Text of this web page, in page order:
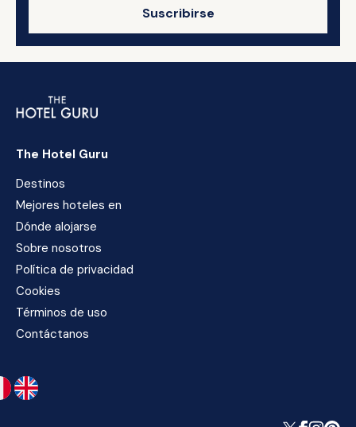
Suscribirse
The Hotel Guru
Destinos
Mejores hoteles en
Dónde alojarse
Sobre nosotros
Política de privacidad
Cookies
Términos de uso
Contáctanos